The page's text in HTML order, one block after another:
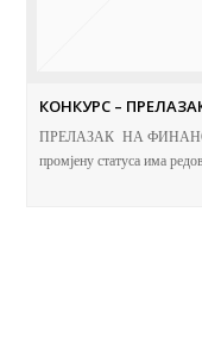
КОНКУРС –
ПРЕЛАЗАК НА
промјену статуса има